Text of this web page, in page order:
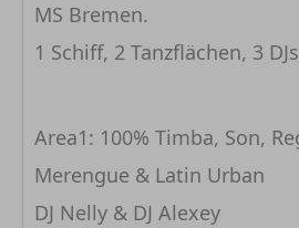
MS Bremen.
1 Schiff, 2 Tanzflächen, 3 DJs
Area1: 100% Timba, Son,
Merengue & Latin Urban
DJ Nelly & DJ Alexey